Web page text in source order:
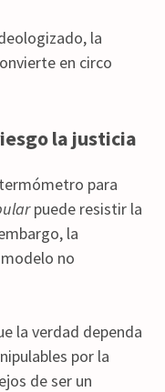
la
en circo
la justicia
para
puede resistir la
la
no
la verdad dependa
por la
de ser un